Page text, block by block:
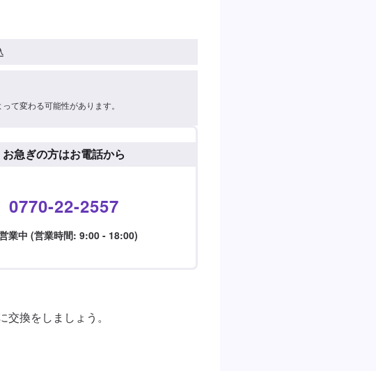
て変わる可能性があります。
お急ぎの方はお電話から
0770-22-2557
業中 (営業時間: 9:00 - 18:00)
換をしましょう。